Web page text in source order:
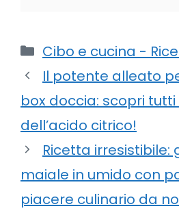
Categorie
Cibo e cucina -
Il potente alleato
box doccia: scopri
dell’acido citrico!
Ricetta irresistibile:
maiale in umido con
piacere culinario da